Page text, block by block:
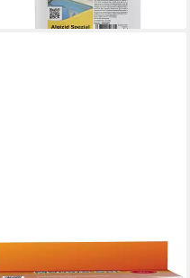
lieferbar - in 3-4 Werktagen bei dir
Poolpflege Planet Pool - Clear